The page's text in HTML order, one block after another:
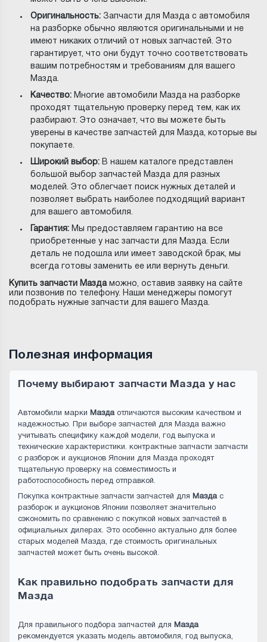
Оригинальность: Запчасти для Мазда с автомобиля
на разборке обычно являются оригинальными и не
имеют никаких отличий от новых запчастей. Это
гарантирует, что они будут точно соответствовать
вашим потребностям и требованиям для вашего
Мазда.
Качество: Многие автомобили Мазда на разборке
проходят тщательную проверку перед тем, как их
разбирают. Это означает, что вы можете быть
уверены в качестве запчастей для Мазда, которые вы
покупаете.
Широкий выбор: В нашем каталоге представлен
большой выбор запчастей Мазда для разных
моделей. Это облегчает поиск нужных деталей и
позволяет выбрать наиболее подходящий вариант
для вашего автомобиля.
Гарантия: Мы предоставляем гарантию на все
приобретенные у нас запчасти для Мазда. Если
деталь не подошла или имеет заводской брак, мы
всегда готовы заменить ее или вернуть деньги.
Купить запчасти Маздаможно, оставив заявку на сайте
или позвонив по телефону. Наши менеджеры помогут
подобрать нужные запчасти для вашего Мазда.
Полезная информация
Почему выбирают запчасти Мазда у нас
Автомобили марки Маздаотличаются высоким качеством и
надежностью. При выборе запчастей для Мазда важно
учитывать специфику каждой модели, год выпуска и
технические характеристики. контрактные запчасти запчасти
с разборок и аукционов Японии для Мазда проходят
тщательную проверку на совместимость и
работоспособность перед отправкой.
Покупка контрактные запчасти запчастей для Маздас
разборок и аукционов Японии позволяет значительно
сэкономить по сравнению с покупкой новых запчастей в
официальных дилерах. Это особенно актуально для более
старых моделей Мазда, где стоимость оригинальных
запчастей может быть очень высокой.
Как правильно подобрать запчасти для
Мазда
Для правильного подбора запчастей для Мазда
рекомендуется указать модель автомобиля, год выпуска,